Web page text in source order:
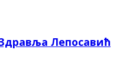
Лепосавић